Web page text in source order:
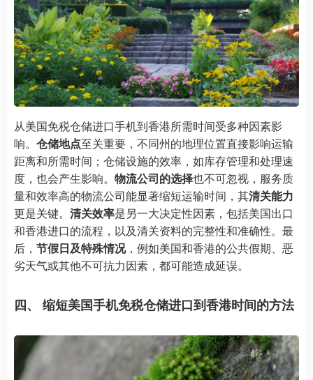
从美国免税仓储进口手机到香港所需时间受多种因素影
响。 仓储地点至关重要，不同州的地理位置直接影响运输
距离和所需时间；仓储设施的效率，如库存管理和处理速
度，也会产生影响。 物流公司的选择也不可忽视，服务质
量和效率高的物流公司能显著缩短运输时间，其清关能力
更是关键。 清关效率是另一大决定性因素，包括美国出口
和香港进口的流程，以及清关资料的完整性和准确性。最
后， 节假日及特殊情况，例如美国和香港的公共假期、恶
劣天气或其他不可抗力因素，都可能造成延误。
四、 缩短美国手机免税仓储进口到香港时间的方法